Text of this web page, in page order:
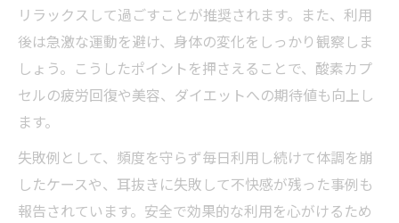
リラックスして過ごすことが推奨されます。また、利用
後は急激な運動を避け、身体の変化をしっかり観察しま
しょう。こうしたポイントを押さえることで、酸素カプ
セルの疲労回復や美容、ダイエットへの期待値も向上し
ます。
失敗例として、頻度を守らず毎日利用し続けて体調を崩
したケースや、耳抜きに失敗して不快感が残った事例も
報告されています。安全で効果的な利用を心がけるため